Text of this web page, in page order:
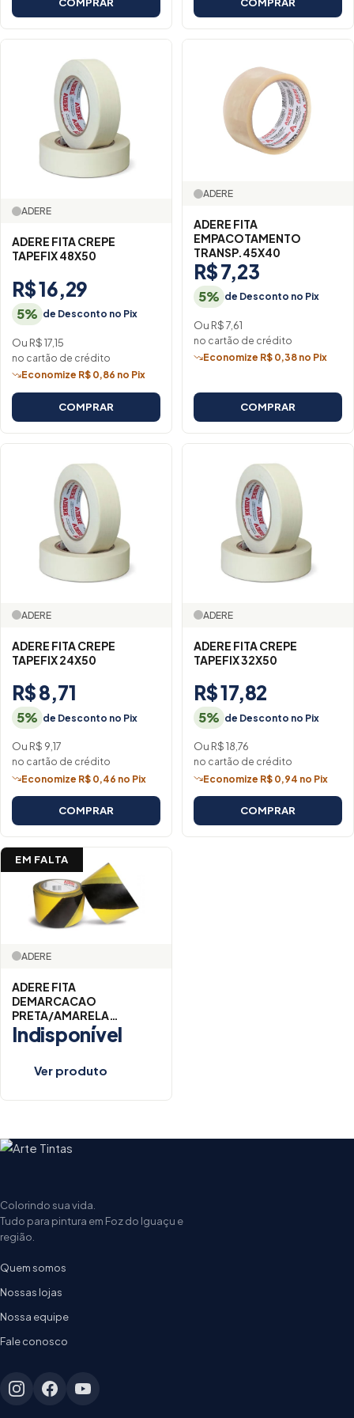
COMPRAR COMPRAR
ADERE
ADERE FITA CREPE
TAPEFIX 48X50
R$ 16,29
5% de Desconto no Pix
Ou R$ 17,15
no cartão de crédito
Economize R$ 0,86 no Pix
COMPRAR
ADERE
ADERE FITA
EMPACOTAMENTO
TRANSP.45X40
R$ 7,23
5% de Desconto no Pix
Ou R$ 7,61
no cartão de crédito
Economize R$ 0,38 no Pix
COMPRAR
ADERE
ADERE FITA CREPE
TAPEFIX 24X50
R$ 8,71
5% de Desconto no Pix
Ou R$ 9,17
no cartão de crédito
Economize R$ 0,46 no Pix
COMPRAR
ADERE
ADERE FITA CREPE
TAPEFIX 32X50
R$ 17,82
5% de Desconto no Pix
Ou R$ 18,76
no cartão de crédito
Economize R$ 0,94 no Pix
COMPRAR
EM FALTA
ADERE
ADERE FITA
DEMARCACAO
PRETA/AMARELA
70MMX200M
Indisponível
Ver produto
Colorindo sua vida.
Tudo para pintura em Foz do Iguaçu e
região.
Quem somos
Nossas lojas
Nossa equipe
Fale conosco